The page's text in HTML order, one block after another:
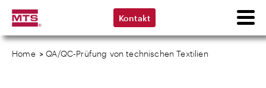
Kontakt
Home >QA/QC-Prüfung von technischen Textilien